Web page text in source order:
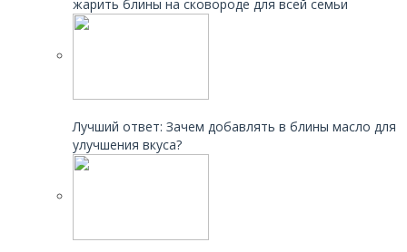
жарить блины на сковороде для всей семьи
Лучший ответ: Зачем добавлять в блины масло для
улучшения вкуса?